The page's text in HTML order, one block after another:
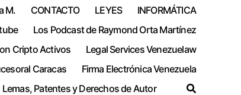
M. CONTACTO LEYES
INFORMÁTICA
Los Podcast de Raymond Orta Martínez
Cripto Activos
Legal Services Venezuelaw
Caracas
Firma Electrónica Venezuela
Patentes y Derechos de Autor